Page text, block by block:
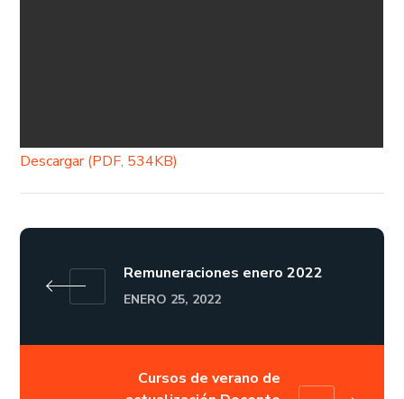
Descargar (PDF, 534KB)
Remuneraciones enero 2022
ENERO 25, 2022
Cursos de verano de